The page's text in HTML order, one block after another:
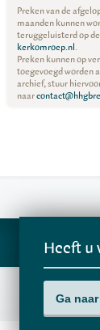
Preken van de
maanden kunnen
teruggeluisterd op
kerkomroep.nl.
Preken kunnen op
toegevoegd worden
archief, stuur
naar
Heeft u
Ga